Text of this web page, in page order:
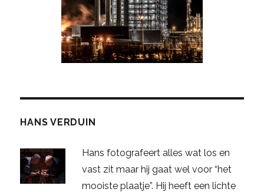
HANS VERDUIN
Hans fotografeert alles wat los en
vast zit maar hij gaat wel voor “het
mooiste plaatje”. Hij heeft een lichte